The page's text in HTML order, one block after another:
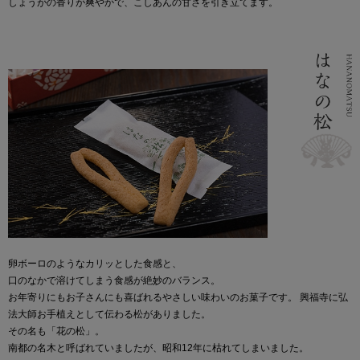
しょうがの香りが爽やかで、こしあんの甘さを引き立てます。
卵ボーロのようなカリッとした食感と、
口のなかで溶けてしまう食感が絶妙のバランス。
お年寄りにもお子さんにも喜ばれるやさしい味わいのお菓子です。 興福寺に弘
法大師お手植えとして伝わる松がありました。
その名も「花の松」。
南都の名木と呼ばれていましたが、昭和12年に枯れてしまいました。